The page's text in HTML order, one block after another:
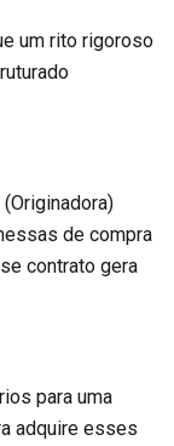
um rito rigoroso
de compra
contrato gera
para uma
adquire esses